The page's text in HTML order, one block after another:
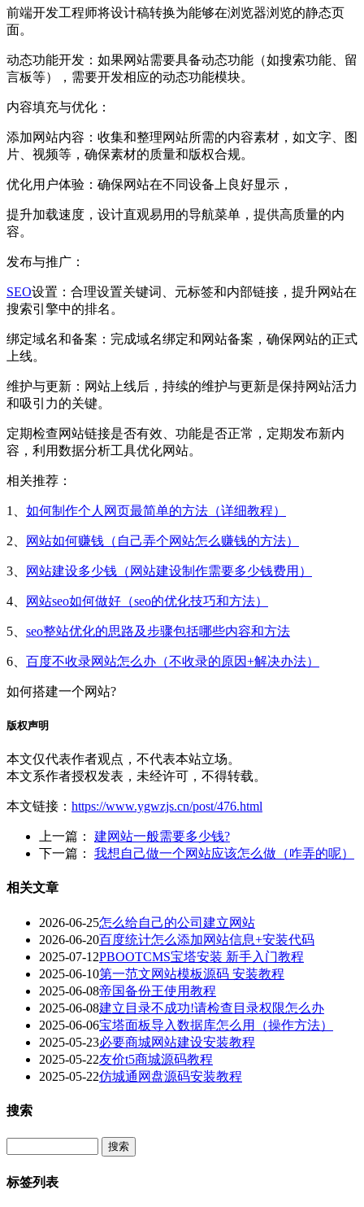
前端开发工程师将设计稿转换为能够在浏览器浏览的静态页
面。
‌动态功能开发‌：如果网站需要具备动态功能（如搜索功能、留
言板等），需要开发相应的动态功能模块。
‌内容填充与优化‌：
‌添加网站内容‌：收集和整理网站所需的内容素材，如文字、图
片、视频等，确保素材的质量和版权合规。‌
‌优化用户体验‌：确保网站在不同设备上良好显示，
提升加载速度，设计直观易用的导航菜单，提供高质量的内
容。
‌发布与推广‌：
SEO设置‌：合理设置关键词、元标签和内部链接，提升网站在
搜索引擎中的排名。
‌绑定域名和备案‌：完成域名绑定和网站备案，确保网站的正式
上线。‌
‌维护与更新‌：网站上线后，持续的维护与更新是保持网站活力
和吸引力的关键。
定期检查网站链接是否有效、功能是否正常，定期发布新内
容，利用数据分析工具优化网站。‌
相关推荐：
1、 如何制作个人网页最简单的方法（详细教程）
2、 网站如何赚钱（自己弄个网站怎么赚钱的方法）
3、 网站建设多少钱（网站建设制作需要多少钱费用）
4、 网站seo如何做好（seo的优化技巧和方法）
5、 seo整站优化的思路及步骤包括哪些内容和方法
6、 百度不收录网站怎么办（不收录的原因+解决办法）
如何搭建一个网站?
版权声明
本文仅代表作者观点，不代表本站立场。
本文系作者授权发表，未经许可，不得转载。
本文链接： https://www.ygwzjs.cn/post/476.html
上一篇： 建网站一般需要多少钱?
下一篇： 我想自己做一个网站应该怎么做（咋弄的呢）
相关文章
2026-06-25怎么给自己的公司建立网站
2026-06-20百度统计怎么添加网站信息+安装代码
2025-07-12PBOOTCMS宝塔安装 新手入门教程
2025-06-10第一范文网站模板源码 安装教程
2025-06-08帝国备份王使用教程
2025-06-08建立目录不成功!请检查目录权限怎么办
2025-06-06宝塔面板导入数据库怎么用（操作方法）
2025-05-23必要商城网站建设安装教程
2025-05-22友价t5商城源码教程
2025-05-22仿城通网盘源码安装教程
搜索
标签列表